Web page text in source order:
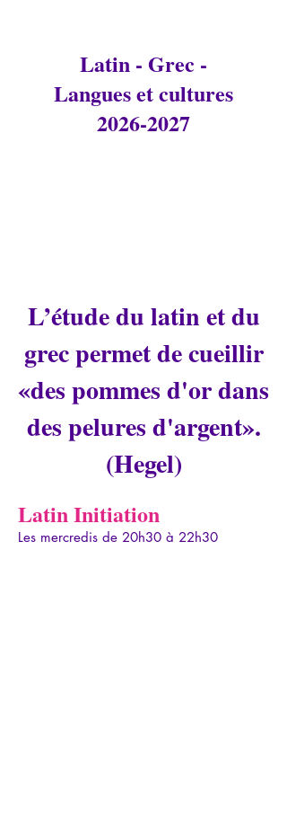
Latin - Grec -
Langues et cultures
2026-2027
L’étude du latin et du
grec permet de cueillir
«des pommes d'or dans
des pelures d'argent».
(Hegel)
Latin Initiation
Les mercredis de 20h30 à 22h30